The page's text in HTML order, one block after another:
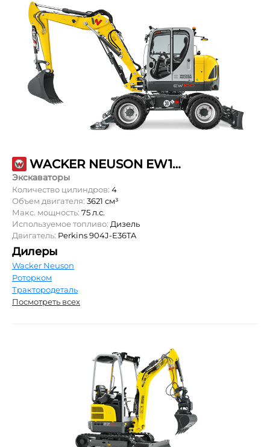
WACKER NEUSON EW100
Экскаваторы
Количество цилиндров: 4
Объем двигателя: 3621 см³
Макс. мощность: 75 л.с.
Используемое топливо: Дизель
Двигатель: Perkins 904J-E36TA
Дилеры
Wacker Neuson
Роторком
Трактородеталь
Посмотреть всех